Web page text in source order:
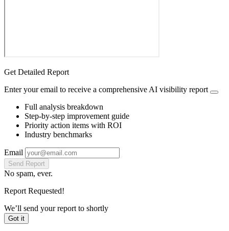
Get Detailed Report
Enter your email to receive a comprehensive AI visibility report
Full analysis breakdown
Step-by-step improvement guide
Priority action items with ROI
Industry benchmarks
Email
Send Report
No spam, ever.
Report Requested!
We’ll send your report to shortly
Got it